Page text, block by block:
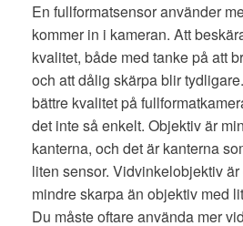
En fullformatsensor använder
kommer in i kameran. Att
kvalitet, både med tanke på att
och att dålig skärpa blir
bättre kvalitet på
det inte så enkelt. Objektiv är
kanterna, och det är kanterna
liten sensor. Vidvinkelobjektiv
mindre skarpa än objektiv med
Du måste oftare använda mer